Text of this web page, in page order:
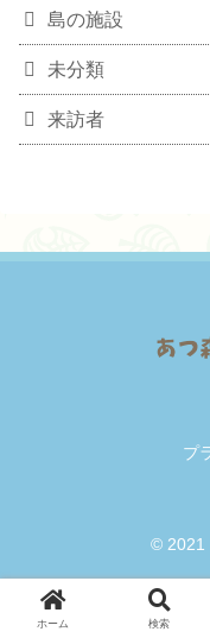
島の施設
未分類
来訪者
プ
© 2021
ホーム 検索